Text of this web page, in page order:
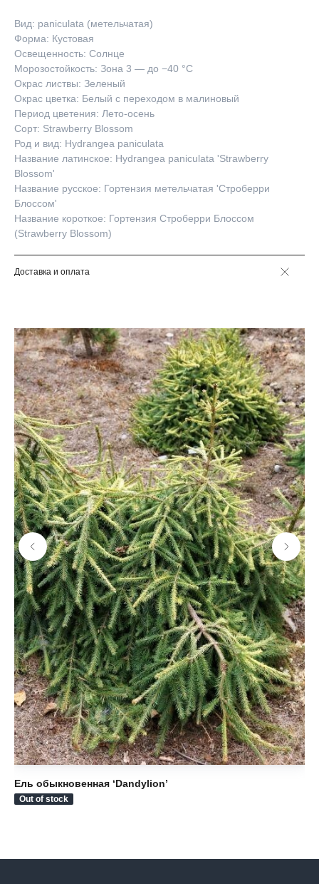
Вид: paniculata (метельчатая)
Форма: Кустовая
Освещенность: Солнце
Морозостойкость: Зона 3 — до −40 °C
Окрас листвы: Зеленый
Окрас цветка: Белый с переходом в малиновый
Период цветения: Лето-осень
Сорт: Strawberry Blossom
Род и вид: Hydrangea paniculata
Название латинское: Hydrangea paniculata 'Strawberry
Blossom'
Название русское: Гортензия метельчатая 'Строберри
Блоссом'
Название короткое: Гортензия Строберри Блоссом
(Strawberry Blossom)
Доставка и оплата
Ель обыкновенная ‘Dandylion’
Out of stock